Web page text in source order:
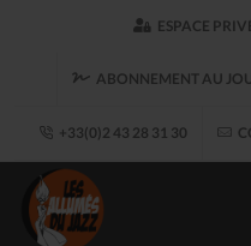
ESPACE
ABONNEMENT AU
+33(0)2 43 28 31 30